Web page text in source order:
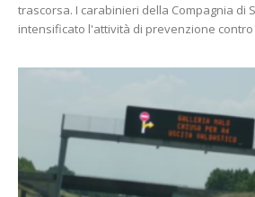
trascorsa. I carabinieri della Compagnia di
intensificato l'attività di prevenzione contro